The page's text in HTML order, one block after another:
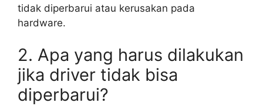
tidak diperbarui atau kerusakan pada
hardware.
2. Apa yang harus dilakukan
jika driver tidak bisa
diperbarui?